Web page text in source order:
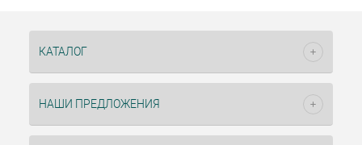
КАТАЛОГ
НАШИ ПРЕДЛОЖЕНИЯ